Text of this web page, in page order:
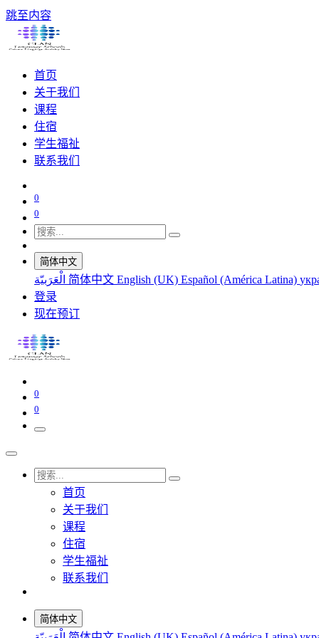
跳至内容
首页
关于我们
课程
住宿
学生福祉
联系我们
0
0
简体中文
الْعَرَبيّة 简体中文 English (UK) Español (América Latina)
登录
现在预订
0
0
首页
关于我们
课程
住宿
学生福祉
联系我们
简体中文